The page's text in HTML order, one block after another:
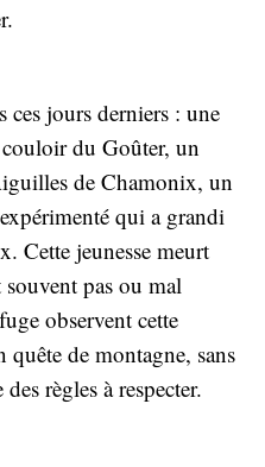
ces jours derniers : une
du Goûter, un
de Chamonix, un
qui a grandi
Cette jeunesse meurt
souvent pas ou mal
observent cette
quête de montagne, sans
règles à respecter.